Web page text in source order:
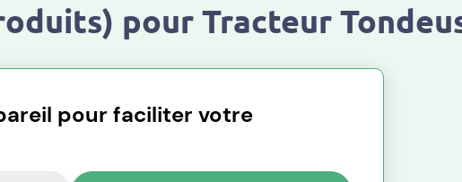
pour Tracteur
pour faciliter votre